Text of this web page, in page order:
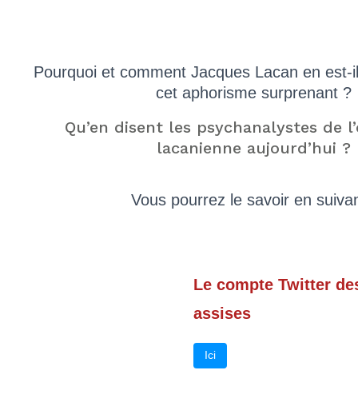
Pourquoi et comment Jacques Lacan en
cet aphorisme surprenant ?
Qu’en disent les psychanalystes de
lacanienne aujourd’hui ?
Vous pourrez le savoir en
Le compte Twitter
assises
Ici